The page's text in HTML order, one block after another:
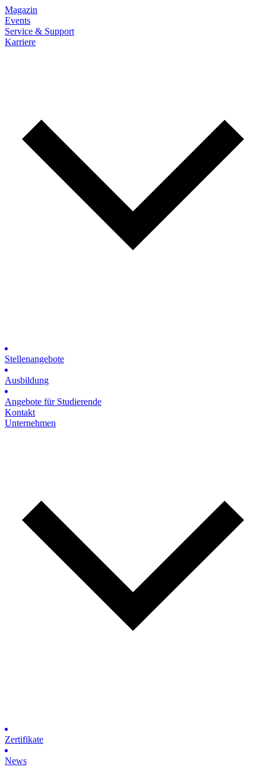
Magazin
Events
Service & Support
Karriere
Stellenangebote
Ausbildung
Angebote für Studierende
Kontakt
Unternehmen
Zertifikate
News